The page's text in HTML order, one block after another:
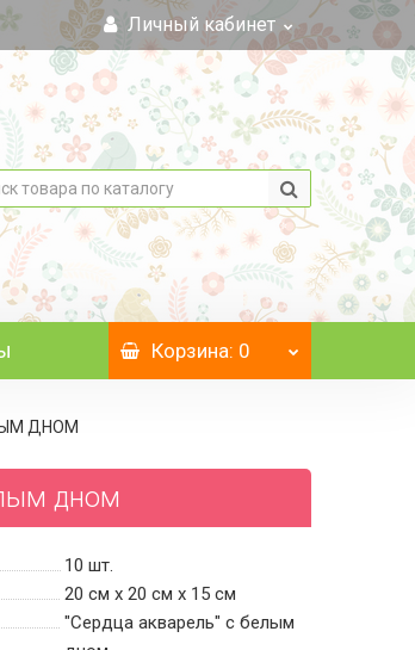
Личный кабинет
Корзина: 0
ДНОМ
дном
10 шт.
20 см х 20 см х 15 см
"Сердца акварель" c белым